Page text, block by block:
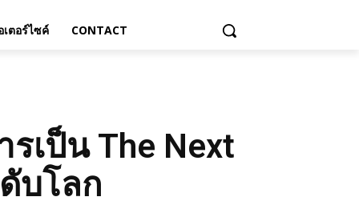
เตอร์ไซค์ CONTACT
เป็น The Next
บโลก